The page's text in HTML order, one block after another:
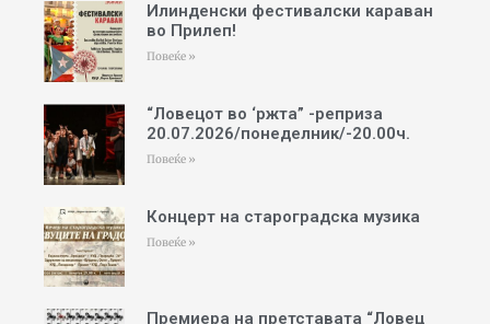
Илинденски фестивалски караван
во Прилеп!
Повеќе »
“Ловецот во ‘ржта” -реприза
20.07.2026/понеделник/-20.00ч.
Повеќе »
Концерт на староградска музика
Повеќе »
Премиера на претставата “Ловец